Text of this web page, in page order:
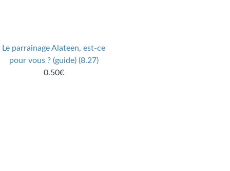
Le parrainage Alateen, est-ce
pour vous ? (guide) (8.27)
0.50€